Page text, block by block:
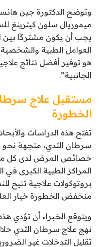
وتوضح الدكتورة جين
ميموريال سلون كيترينغ
يجب أن يكون مشتركًا بين
العوامل الطبية
هو توفير أفضل نتائج
الجانبية”.
مستقبل علاج
الخطورة
تفتح هذه الدراسات
سرطان الثدي، متجهة
خصائص المرض لدى كل
المراكز الطبية الكبرى في
بروتوكولات علاجية تتيح
منخفض الخطورة خيار
ويتوقع الخبراء أن تؤدي
نهج علاج سرطان الثدي
تقليل التدخلات غير